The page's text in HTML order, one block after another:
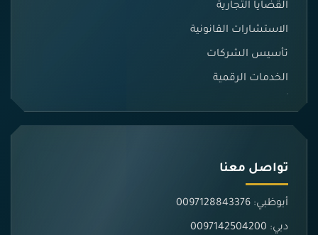
القضايا التجارية
الاستشارات القانونية
تأسيس الشركات
الخدمات الرقمية
تواصل معنا
أبوظبي: 0097128843376
دبي: 0097142504200